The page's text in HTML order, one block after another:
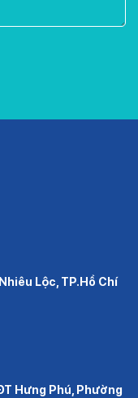
Lộc, TP.Hồ Chí
Hưng Phú, Phường